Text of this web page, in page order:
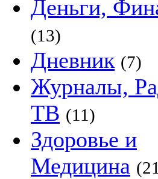
Деньги,
(13)
Дневник (7)
Журналы,
ТВ (11)
Здоровье и
Медицина